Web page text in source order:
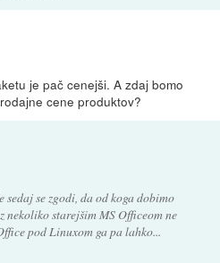
je pač cenejši. A zdaj bomo
cene produktov?
sedaj se zgodi, da od koga dobimo
nekoliko starejšim MS Officeom ne
pod Linuxom ga pa lahko...